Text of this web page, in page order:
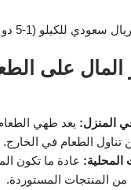
المال على
المنزل: يعد طهي
تناول الطعام في الخارج.
المحلية: عادة ما تكون
المنتجات المستوردة.